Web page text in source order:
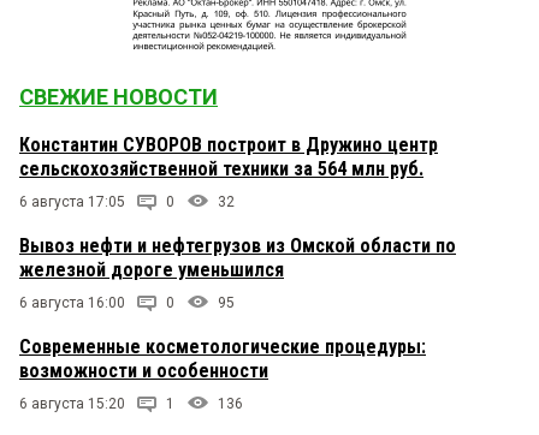
СВЕЖИЕ НОВОСТИ
Константин СУВОРОВ построит в Дружино центр
сельскохозяйственной техники за 564 млн руб.
6 августа 17:05 0 32
Вывоз нефти и нефтегрузов из Омской области по
железной дороге уменьшился
6 августа 16:00 0 95
Современные косметологические процедуры:
возможности и особенности
6 августа 15:20 1 136